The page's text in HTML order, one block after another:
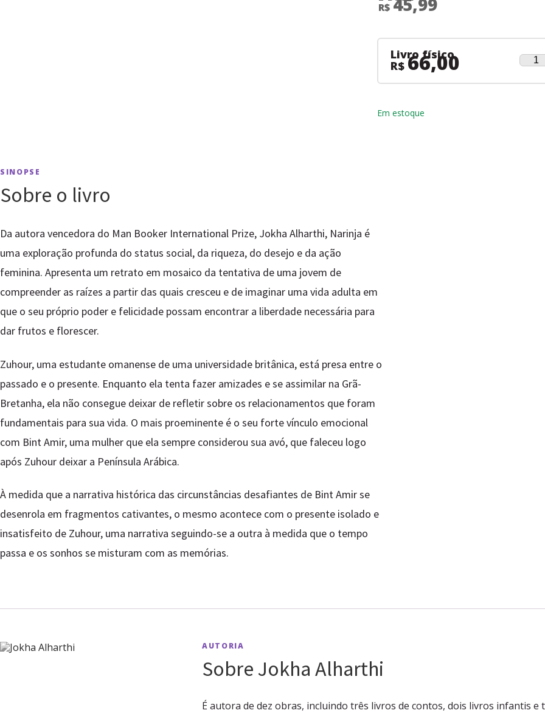
R$
Livro físico
R$ 66,00
Em estoque
SINOPSE
Sobre o livro
Da autora vencedora do Man Booker International Prize, Jokha Alharthi, Narinja é
uma exploração profunda do status social, da riqueza, do desejo e da ação
feminina. Apresenta um retrato em mosaico da tentativa de uma jovem de
compreender as raízes a partir das quais cresceu e de imaginar uma vida adulta em
que o seu próprio poder e felicidade possam encontrar a liberdade necessária para
dar frutos e florescer.
Zuhour, uma estudante omanense de uma universidade britânica, está presa entre o
passado e o presente. Enquanto ela tenta fazer amizades e se assimilar na Grã-
Bretanha, ela não consegue deixar de refletir sobre os relacionamentos que foram
fundamentais para sua vida. O mais proeminente é o seu forte vínculo emocional
com Bint Amir, uma mulher que ela sempre considerou sua avó, que faleceu logo
após Zuhour deixar a Península Arábica.
À medida que a narrativa histórica das circunstâncias desafiantes de Bint Amir se
desenrola em fragmentos cativantes, o mesmo acontece com o presente isolado e
insatisfeito de Zuhour, uma narrativa seguindo-se a outra à medida que o tempo
passa e os sonhos se misturam com as memórias.
AUTORIA
Sobre Jokha Alharthi
É autora de dez obras, incluindo três livros de contos, dois livros infantis e